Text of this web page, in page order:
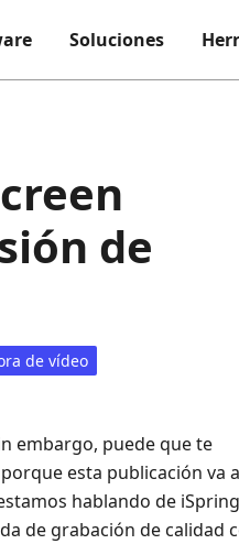
Soluciones
de
de vídeo
embargo, puede que te
esta publicación va a
hablando de iSpring
de grabación de calidad